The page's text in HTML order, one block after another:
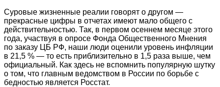
Суровые жизненные реалии говорят о другом —
прекрасные цифры в отчетах имеют мало общего с
действительностью. Так, в первом осеннем месяце этого
года, участвуя в опросе Фонда Общественного Мнения
по заказу ЦБ РФ, наши люди оценили уровень инфляции
в 21,5 % — то есть приблизительно в 1,5 раза выше, чем
официальный. Как здесь не вспомнить популярную шутку
о том, что главным ведомством в России по борьбе с
бедностью является Росстат.